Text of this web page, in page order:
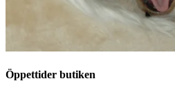
Öppettider butiken